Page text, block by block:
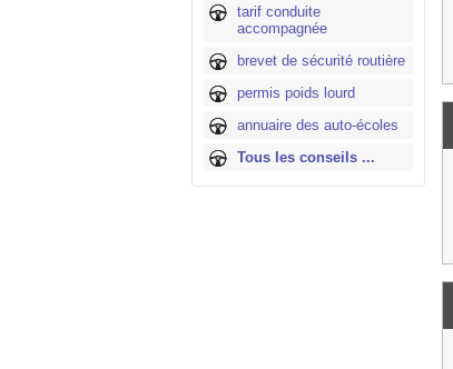
tarif conduite
accompagnée
brevet de sécurité routière
permis poids lourd
annuaire des auto-écoles
Tous les conseils ...